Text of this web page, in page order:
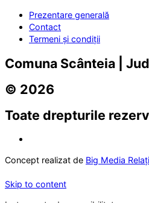
Prezentare generală
Contact
Termeni și condiții
Comuna Scânteia |
© 2026
Toate drepturile
Concept realizat de Big Media
Skip to content